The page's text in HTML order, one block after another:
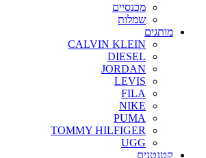
מכנסיים
שמלות
מותגים
CALVIN KLEIN
DIESEL
JORDAN
LEVIS
FILA
NIKE
PUMA
TOMMY HILFIGER
UGG
קטנטנים